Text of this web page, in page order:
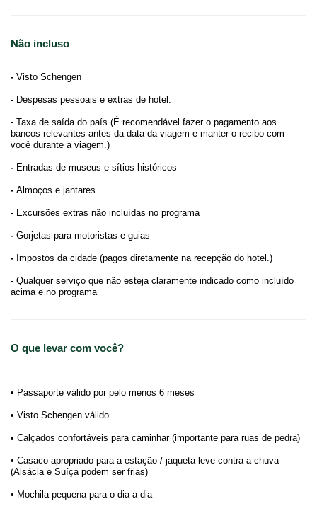
Não incluso
- Visto Schengen
- Despesas pessoais e extras de hotel.
- Taxa de saída do país (É recomendável fazer o pagamento aos
bancos relevantes antes da data da viagem e manter o recibo com
você durante a viagem.)
- Entradas de museus e sítios históricos
- Almoços e jantares
- Excursões extras não incluídas no programa
- Gorjetas para motoristas e guias
- Impostos da cidade (pagos diretamente na recepção do hotel.)
- Qualquer serviço que não esteja claramente indicado como incluído
acima e no programa
O que levar com você?
• Passaporte válido por pelo menos 6 meses
• Visto Schengen válido
• Calçados confortáveis para caminhar (importante para ruas de pedra)
• Casaco apropriado para a estação / jaqueta leve contra a chuva
(Alsácia e Suíça podem ser frias)
• Mochila pequena para o dia a dia